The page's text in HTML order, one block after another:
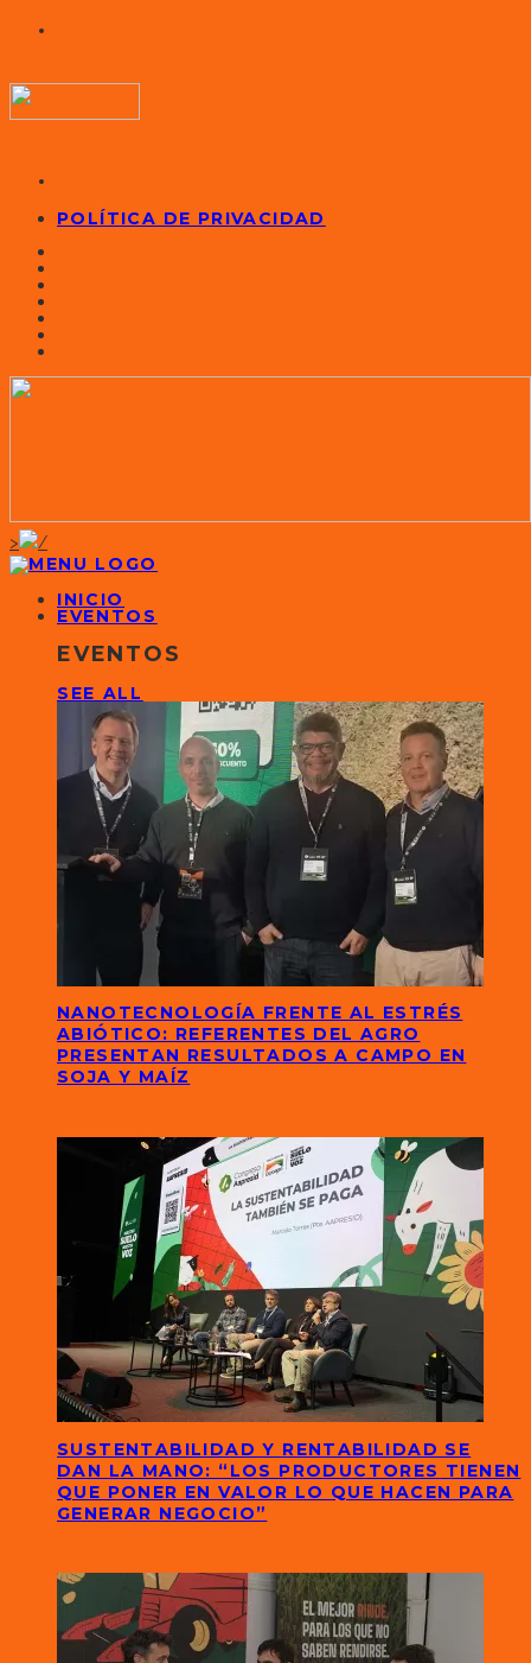
POLÍTICA DE PRIVACIDAD
>
INICIO
EVENTOS
EVENTOS
SEE ALL
NANOTECNOLOGÍA FRENTE AL ESTRÉS
ABIÓTICO: REFERENTES DEL AGRO
PRESENTAN RESULTADOS A CAMPO EN
SOJA Y MAÍZ
SUSTENTABILIDAD Y RENTABILIDAD SE
DAN LA MANO: “LOS PRODUCTORES TIENEN
QUE PONER EN VALOR LO QUE HACEN PARA
GENERAR NEGOCIO”